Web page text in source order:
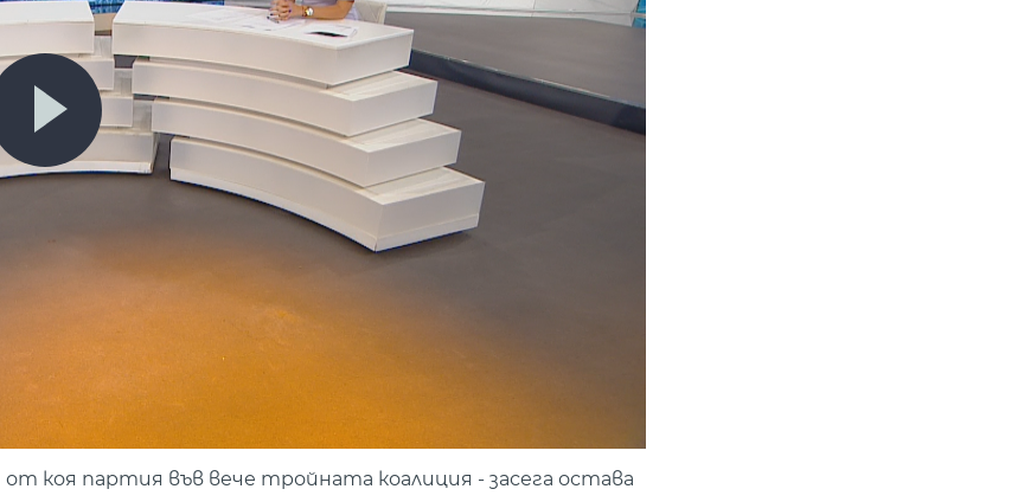
коя партия във вече тройната коалиция - засега остава